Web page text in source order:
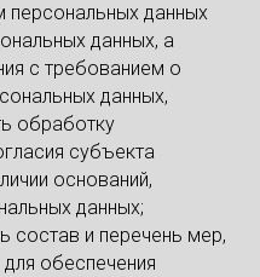
персональных данных
данных, а
с требованием о
данных,
обработку
субъекта
оснований,
данных;
состав и перечень мер,
обеспечения